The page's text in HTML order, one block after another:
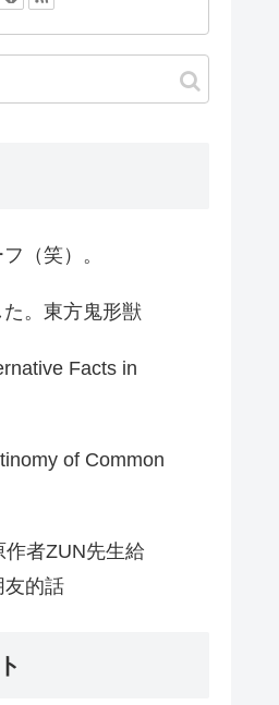
（笑）。
。東方鬼形獣
Facts in
of Common
作者ZUN先生給
友的話